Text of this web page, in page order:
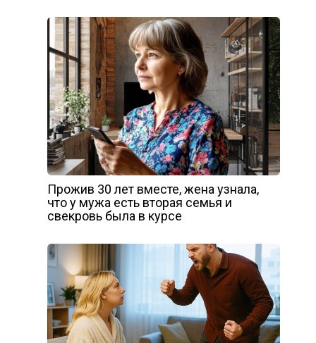
Прожив 30 лет вместе, жена узнала,
что у мужа есть вторая семья и
свекровь была в курсе